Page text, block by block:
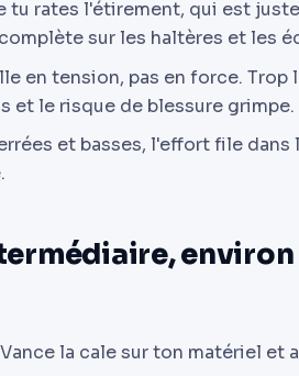
tu rates l'étirement, qui est
sur les haltères et les
en tension, pas en force. Trop
et le risque de blessure grimpe.
et basses, l'effort file
environ
la cale sur ton matériel et